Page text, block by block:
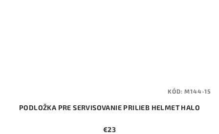
PODLOŽKA PRE SERVISOVANIE PRILIEB HELMET HALO
€23
KÓD:M144-15